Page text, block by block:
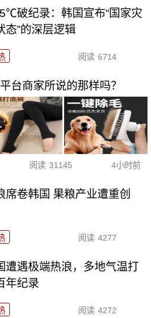
破纪录：韩国宣布“国家灾
态”的深层逻辑
阅读 6714
台商家所说的那样吗？
阅读 31145 4小时前
席卷韩国 果粮产业遭重创
阅读 4277
遭遇极端热浪，多地气温打
年纪录
阅读 4272